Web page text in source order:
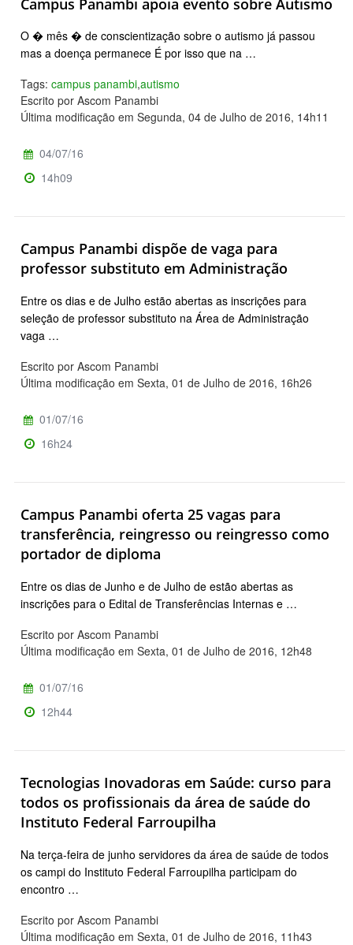
O � mês � de conscientização sobre o autismo já passou
mas a doença permanece É por isso que na …
Tags: campus panambi,autismo
Escrito por Ascom Panambi
Última modificação em Segunda, 04 de Julho de 2016, 14h11
04/07/16
14h09
Campus Panambi dispõe de vaga para
professor substituto em Administração
Entre os dias e de Julho estão abertas as inscrições para
seleção de professor substituto na Área de Administração
vaga …
Escrito por Ascom Panambi
Última modificação em Sexta, 01 de Julho de 2016, 16h26
01/07/16
16h24
Campus Panambi oferta 25 vagas para
transferência, reingresso ou reingresso como
portador de diploma
Entre os dias de Junho e de Julho de estão abertas as
inscrições para o Edital de Transferências Internas e …
Escrito por Ascom Panambi
Última modificação em Sexta, 01 de Julho de 2016, 12h48
01/07/16
12h44
Tecnologias Inovadoras em Saúde: curso para
todos os profissionais da área de saúde do
Instituto Federal Farroupilha
Na terça-feira de junho servidores da área de saúde de todos
os campi do Instituto Federal Farroupilha participam do
encontro …
Escrito por Ascom Panambi
Última modificação em Sexta, 01 de Julho de 2016, 11h43